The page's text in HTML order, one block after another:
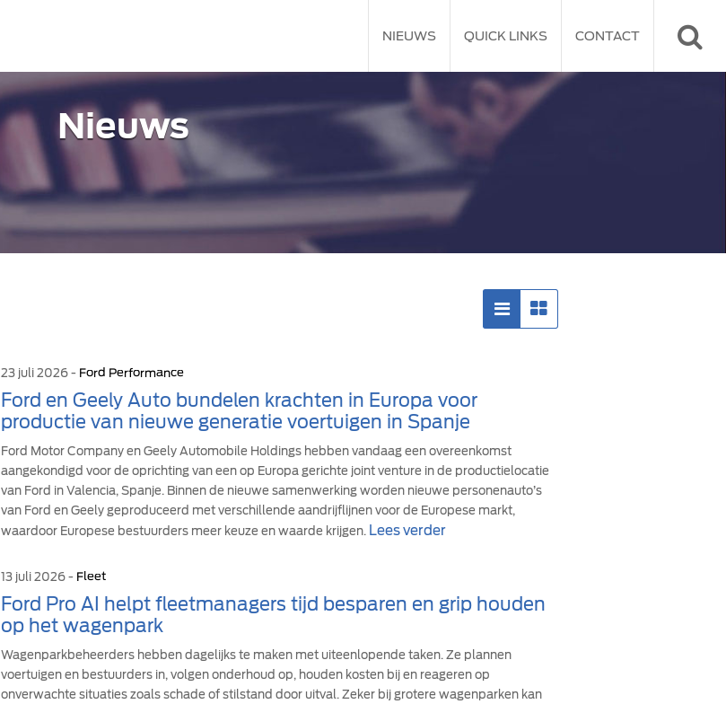
NIEUWS QUICK LINKS CONTACT
Nieuws
23 juli 2026 - Ford Performance
Ford en Geely Auto bundelen krachten in Europa voor
productie van nieuwe generatie voertuigen in Spanje
Ford Motor Company en Geely Automobile Holdings hebben vandaag een overeenkomst
aangekondigd voor de oprichting van een op Europa gerichte joint venture in de productielocatie
van Ford in Valencia, Spanje. Binnen de nieuwe samenwerking worden nieuwe personenauto’s
van Ford en Geely geproduceerd met verschillende aandrijflijnen voor de Europese markt,
waardoor Europese bestuurders meer keuze en waarde krijgen. Lees verder
13 juli 2026 - Fleet
Ford Pro AI helpt fleetmanagers tijd besparen en grip houden
op het wagenpark
Wagenparkbeheerders hebben dagelijks te maken met uiteenlopende taken. Ze plannen
voertuigen en bestuurders in, volgen onderhoud op, houden kosten bij en reageren op
onverwachte situaties zoals schade of stilstand door uitval. Zeker bij grotere wagenparken kan